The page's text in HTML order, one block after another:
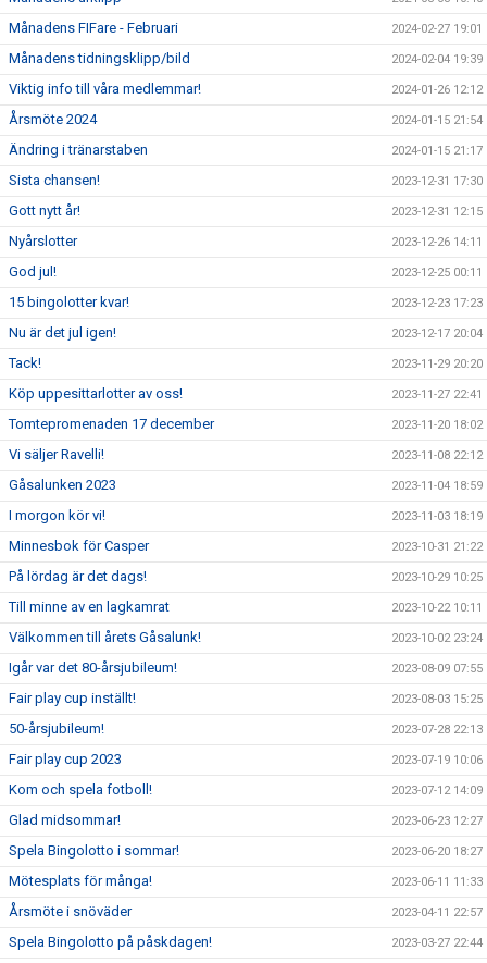
Månadens FIFare - Februari 2024-02-27 19:01
Månadens tidningsklipp/bild 2024-02-04 19:39
Viktig info till våra medlemmar! 2024-01-26 12:12
Årsmöte 2024 2024-01-15 21:54
Ändring i tränarstaben 2024-01-15 21:17
Sista chansen! 2023-12-31 17:30
Gott nytt år! 2023-12-31 12:15
Nyårslotter 2023-12-26 14:11
God jul! 2023-12-25 00:11
15 bingolotter kvar! 2023-12-23 17:23
Nu är det jul igen! 2023-12-17 20:04
Tack! 2023-11-29 20:20
Köp uppesittarlotter av oss! 2023-11-27 22:41
Tomtepromenaden 17 december 2023-11-20 18:02
Vi säljer Ravelli! 2023-11-08 22:12
Gåsalunken 2023 2023-11-04 18:59
I morgon kör vi! 2023-11-03 18:19
Minnesbok för Casper 2023-10-31 21:22
På lördag är det dags! 2023-10-29 10:25
Till minne av en lagkamrat 2023-10-22 10:11
Välkommen till årets Gåsalunk! 2023-10-02 23:24
Igår var det 80-årsjubileum! 2023-08-09 07:55
Fair play cup inställt! 2023-08-03 15:25
50-årsjubileum! 2023-07-28 22:13
Fair play cup 2023 2023-07-19 10:06
Kom och spela fotboll! 2023-07-12 14:09
Glad midsommar! 2023-06-23 12:27
Spela Bingolotto i sommar! 2023-06-20 18:27
Mötesplats för många! 2023-06-11 11:33
Årsmöte i snöväder 2023-04-11 22:57
Spela Bingolotto på påskdagen! 2023-03-27 22:44